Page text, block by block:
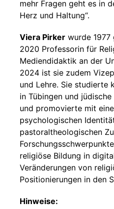
mehr Fragen geht es in
Herz und Haltung“.
Viera Pirker wurde
2020 Professorin für
Mediendidaktik an der
2024 ist sie zudem
und Lehre. Sie studierte
in Tübingen und
und promovierte mit
psychologischen
pastoraltheologischen
religiöse Bildung in
Veränderungen von
Positionierungen in den
Hinweise: